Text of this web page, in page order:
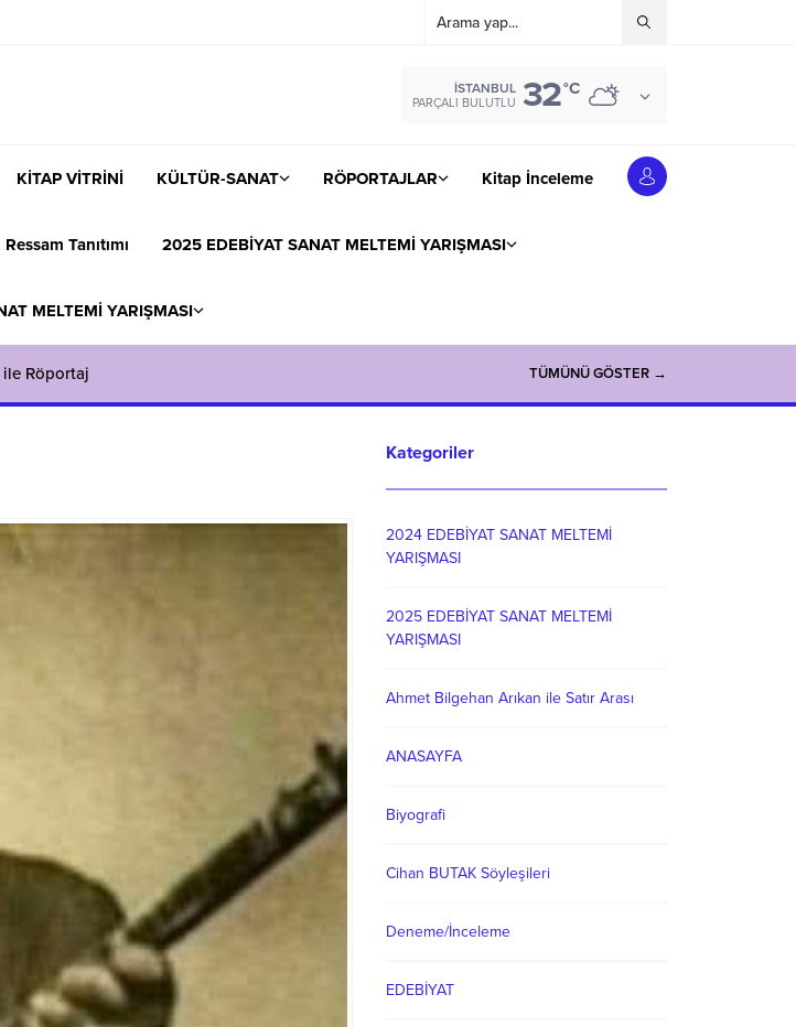
İSTANBUL
PARÇALI BULUTLU 32°C
KİTAP VİTRİNİ KÜLTÜR-SANAT RÖPORTAJLAR Kitap İnceleme
Ressam Tanıtımı 2025 EDEBİYAT SANAT MELTEMİ YARIŞMASI
MELTEMİ YARIŞMASI
ile Röportaj TÜMÜNÜ GÖSTER →
Kategoriler
2024 EDEBİYAT SANAT MELTEMİ
YARIŞMASI
2025 EDEBİYAT SANAT MELTEMİ
YARIŞMASI
Ahmet Bilgehan Arıkan ile Satır Arası
ANASAYFA
Biyografi
Cihan BUTAK Söyleşileri
Deneme/İnceleme
EDEBİYAT